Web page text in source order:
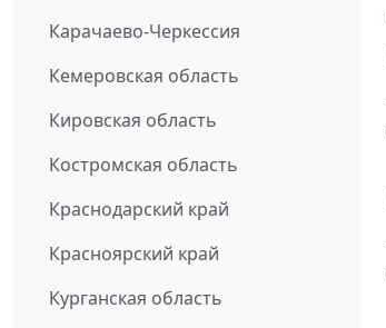
Карачаево-Черкессия
Кемеровская область
Кировская область
Костромская область
Краснодарский край
Красноярский край
Курганская область